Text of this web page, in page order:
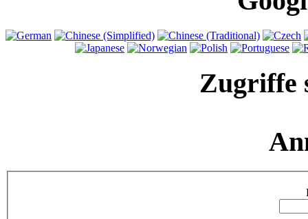
Zugriffe